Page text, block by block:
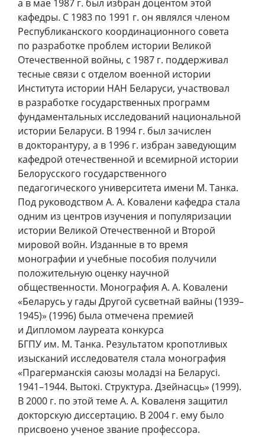
а в мае 1987 г. был избран доцентом этой
кафедры. С 1983 по 1991 г. он являлся членом
Республиканского координационного совета
по разработке проблем истории Великой
Отечественной войны, с 1987 г. поддерживал
тесные связи с отделом военной истории
Института истории НАН Беларуси, участвовал
в разработке государственных программ
фундаментальных исследований национальной
истории Беларуси. В 1994 г. был зачислен
в докторантуру, а в 1996 г. избран заведующим
кафедрой отечественной и всемирной истории
Белорусского государственного
педагогического университета имени М. Танка.
Под руководством А. А. Ковалени кафедра стала
одним из центров изучения и популяризации
истории Великой Отечественной и Второй
мировой войн. Изданные в то время
монографии и учебные пособия получили
положительную оценку научной
общественности. Монография А. А. Ковалени
«Беларусь у гады Другой сусветнай вайны (1939–
1945)» (1996) была отмечена премией
и Дипломом лауреата конкурса
БГПУ им. М. Танка. Результатом кропотливых
изысканий исследователя стала монография
«Прагерманскія саюзы моладзі на Беларусі.
1941–1944. Вытокі. Структура. Дзейнасць» (1999).
В 2000 г. по этой теме А. А. Коваленя защитил
докторскую диссертацию. В 2004 г. ему было
присвоено ученое звание профессора.